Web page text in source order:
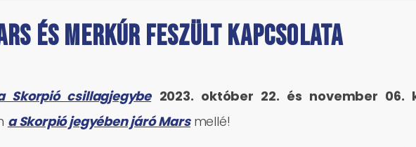
ÉS MERKÚR FESZÜLT KAPCSOLATA
Skorpió csillagjegybe 2023. október 22. és november 06.
a Skorpió jegyében járó Marsmellé!